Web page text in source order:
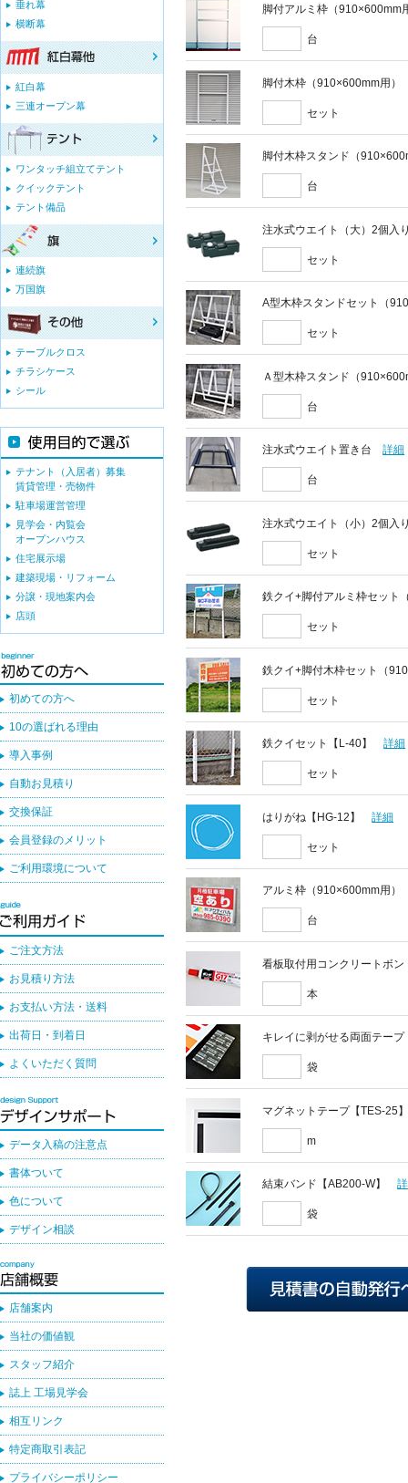
脚付アルミ枠（910×600mm
台
脚付木枠（910×600mm用）
セット
脚付木枠スタンド（
台
注水式ウエイト（大）2個入
セット
A型木枠スタンドセット（
セット
Ａ型木枠スタンド（
台
注水式ウエイト置き台 詳細
台
注水式ウエイト（小）2個入
セット
鉄クイ+脚付アルミ枠セット
セット
鉄クイ+脚付木枠セット（
セット
鉄クイセット【L-40】 詳細
セット
はりがね【HG-12】 詳細
セット
アルミ枠（910×600mm用）
台
看板取付用コンクリートボン
本
キレイに剥がせる両面テープ
袋
マグネットテープ【TES-25
m
結束バンド【AB200-W】
袋
垂れ幕
横断幕
紅白幕
三連オープン幕
ワンタッチ組立てテント
クイックテント
テント備品
連続旗
万国旗
テーブルクロス
チラシケース
シール
テナント（入居者）募集
賃貸管理・売物件
駐車場運営管理
見学会・内覧会
オープンハウス
住宅展示場
建築現場・リフォーム
分譲・現地案内会
店頭
初めての方へ
10の選ばれる理由
導入事例
自動お見積り
交換保証
会員登録のメリット
ご利用環境について
ご注文方法
お見積り方法
お支払い方法・送料
出荷日・到着日
よくいただく質問
データ入稿の注意点
書体ついて
色について
デザイン相談
店舗案内
当社の価値観
スタッフ紹介
誌上 工場見学会
相互リンク
特定商取引表記
プライバシーポリシー